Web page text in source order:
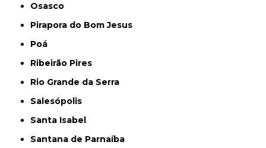
Osasco
Pirapora do Bom Jesus
Poá
Ribeirão Pires
Rio Grande da Serra
Salesópolis
Santa Isabel
Santana de Parnaíba